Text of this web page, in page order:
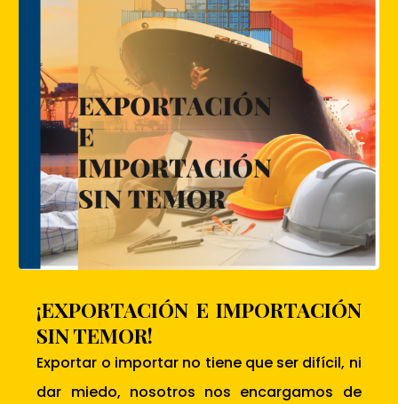
¡EXPORTACIÓN E IMPORTACIÓN
SIN TEMOR!
Exportar o importar no tiene que ser difícil, ni
dar miedo, nosotros nos encargamos de